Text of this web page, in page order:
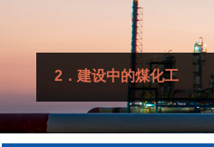
2．建设中的煤化工